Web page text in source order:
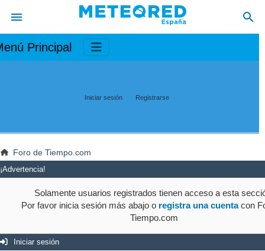
Principal
Iniciar sesión Registrarse
Foro de Tiempo.com
¡Advertencia!
Solamente usuarios registrados tienen acceso a esta
Por favor inicia sesión más abajo o registra una cuentacon
Tiempo.com
Iniciar sesión